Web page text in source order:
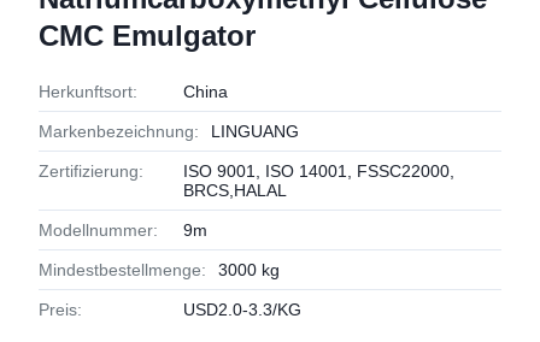
CMC Emulgator
Herkunftsort: China
Markenbezeichnung: LINGUANG
Zertifizierung:
ISO 9001, ISO 14001, FSSC22000,
BRCS,HALAL
Modellnummer: 9m
Mindestbestellmenge: 3000 kg
Preis: USD2.0-3.3/KG